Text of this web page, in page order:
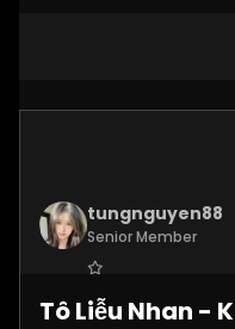
tungnguyen88
Senior Member
Join Date:
Posts:3619
Tô Liễu Nhan -